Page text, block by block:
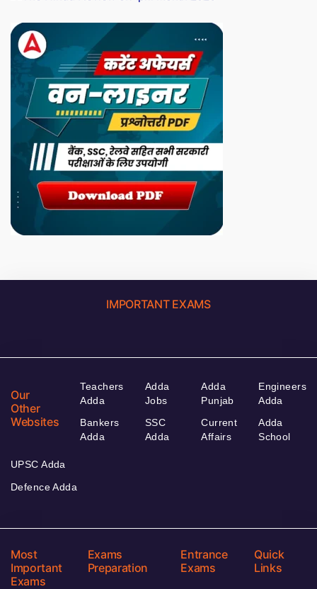
IMPORTANT EXAMS
Our
Other
Websites
Teachers
Adda
Bankers
Adda
Adda
Jobs
SSC
Adda
Adda
Punjab
Current
Affairs
Engineers
Adda
Adda
School
UPSC Adda
Defence Adda
Most
Important
Exams
Exams
Preparation
Entrance
Exams
Quick
Links